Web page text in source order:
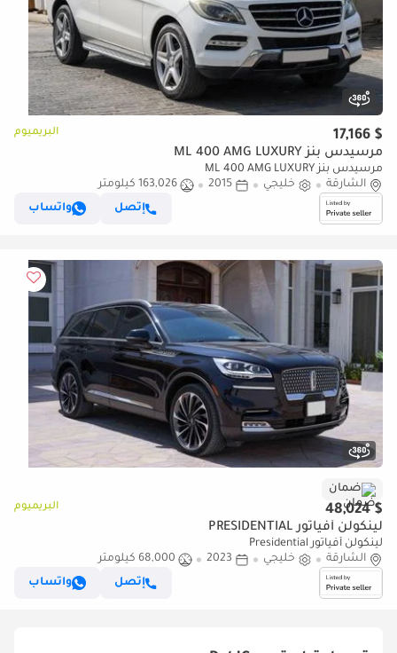
$ 17,166 البريميوم
مرسيدس بنز ML 400 AMG LUXURY
مرسيدس بنز ML 400 AMG LUXURY
الشارقة
خليجي 2015
163,026 كيلومتر
إتصل
واتساب
ضمان
$ 48,024 البريميوم
لينكولن أفياتور PRESIDENTIAL
لينكولن أفياتور Presidential
الشارقة
خليجي 2023
68,000 كيلومتر
إتصل
واتساب